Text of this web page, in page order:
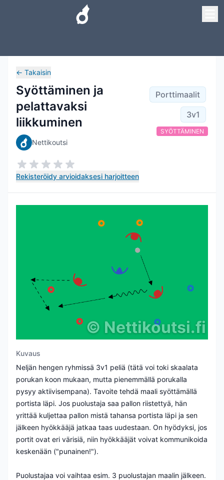
← Takaisin
Syöttäminen ja
pelattavaksi
liikkuminen
Nettikoutsi
Rekisteröidy arvioidaksesi harjoitteen
Porttimaalit
3v1
SYÖTTÄMINEN
© Nettikoutsi.fi
Kuvaus
Neljän hengen ryhmissä 3v1 peliä (tätä voi toki skaalata
porukan koon mukaan, mutta pienemmällä porukalla
pysyy aktiivisempana). Tavoite tehdä maali syöttämällä
portista läpi. Jos puolustaja saa pallon riistettyä, hän
yrittää kuljettaa pallon mistä tahansa portista läpi ja sen
jälkeen hyökkääjä jatkaa taas uudestaan. On hyödyksi, jos
portit ovat eri värisiä, niin hyökkääjät voivat kommunikoida
keskenään ("punainen!").
Puolustajaa voi vaihtaa esim. 3 puolustajan maalin jälkeen.